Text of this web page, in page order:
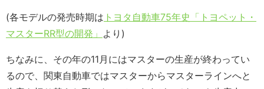
(各モデルの発売時期は トヨタ自動車75年史「トヨペット・
マスターRR型の開発」 より)
ちなみに、その年の11月にはマスターの生産が終わってい
るので、関東自動車ではマスターからマスターラインへと